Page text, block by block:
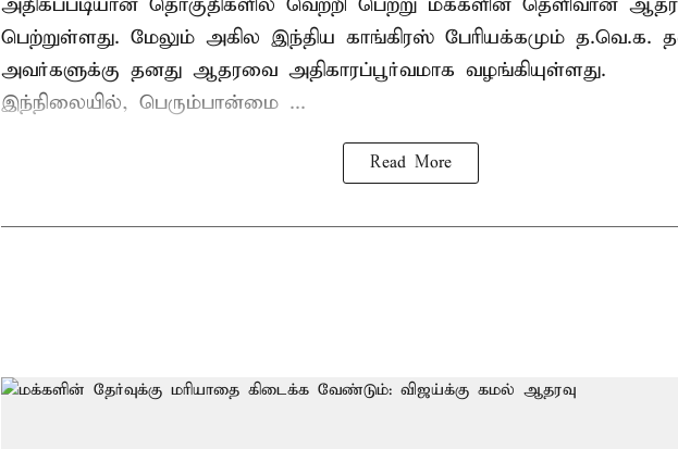
பெற்றுள்ளது. மேலும் அகில இந்திய காங்கிரஸ் பேரியக்கமும் த.வெ.க.
அவர்களுக்கு தனது ஆதரவை அதிகாரப்பூர்வமாக வழங்கியுள்ளது.
இந்நிலையில், பெரும்பான்மை ...
Read More